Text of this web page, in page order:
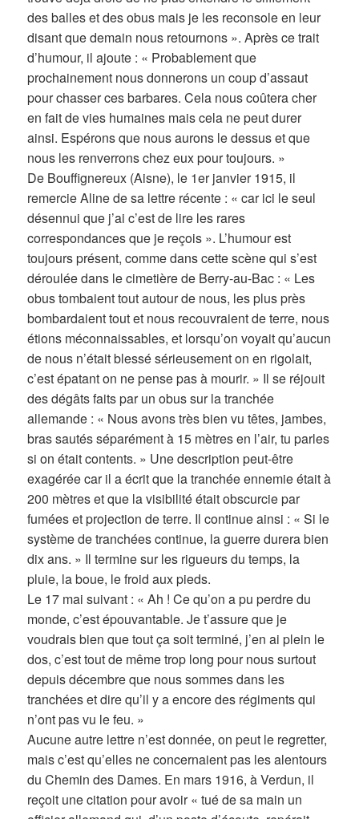
des balles et des obus mais je les reconsole en leur
disant que demain nous retournons ». Après ce trait
d’humour, il ajoute : « Probablement que
prochainement nous donnerons un coup d’assaut
pour chasser ces barbares. Cela nous coûtera cher
en fait de vies humaines mais cela ne peut durer
ainsi. Espérons que nous aurons le dessus et que
nous les renverrons chez eux pour toujours. »
De Bouffignereux (Aisne), le 1er janvier 1915, il
remercie Aline de sa lettre récente : « car ici le seul
désennui que j’ai c’est de lire les rares
correspondances que je reçois ». L’humour est
toujours présent, comme dans cette scène qui s’est
déroulée dans le cimetière de Berry-au-Bac : « Les
obus tombaient tout autour de nous, les plus près
bombardaient tout et nous recouvraient de terre, nous
étions méconnaissables, et lorsqu’on voyait qu’aucun
de nous n’était blessé sérieusement on en rigolait,
c’est épatant on ne pense pas à mourir. » Il se réjouit
des dégâts faits par un obus sur la tranchée
allemande : « Nous avons très bien vu têtes, jambes,
bras sautés séparément à 15 mètres en l’air, tu parles
si on était contents. » Une description peut-être
exagérée car il a écrit que la tranchée ennemie était à
200 mètres et que la visibilité était obscurcie par
fumées et projection de terre. Il continue ainsi : « Si le
système de tranchées continue, la guerre durera bien
dix ans. » Il termine sur les rigueurs du temps, la
pluie, la boue, le froid aux pieds.
Le 17 mai suivant : « Ah ! Ce qu’on a pu perdre du
monde, c’est épouvantable. Je t’assure que je
voudrais bien que tout ça soit terminé, j’en ai plein le
dos, c’est tout de même trop long pour nous surtout
depuis décembre que nous sommes dans les
tranchées et dire qu’il y a encore des régiments qui
n’ont pas vu le feu. »
Aucune autre lettre n’est donnée, on peut le regretter,
mais c’est qu’elles ne concernaient pas les alentours
du Chemin des Dames. En mars 1916, à Verdun, il
reçoit une citation pour avoir « tué de sa main un